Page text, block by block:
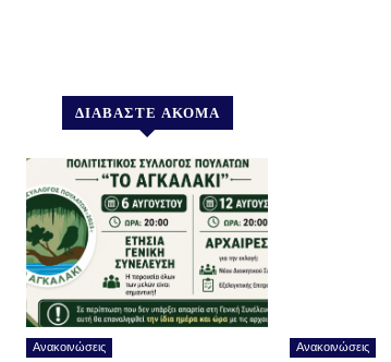
ΔΙΑΒΑΣΤΕ ΑΚΟΜΑ
Ανακοινώσεις Ανακοινώσεις